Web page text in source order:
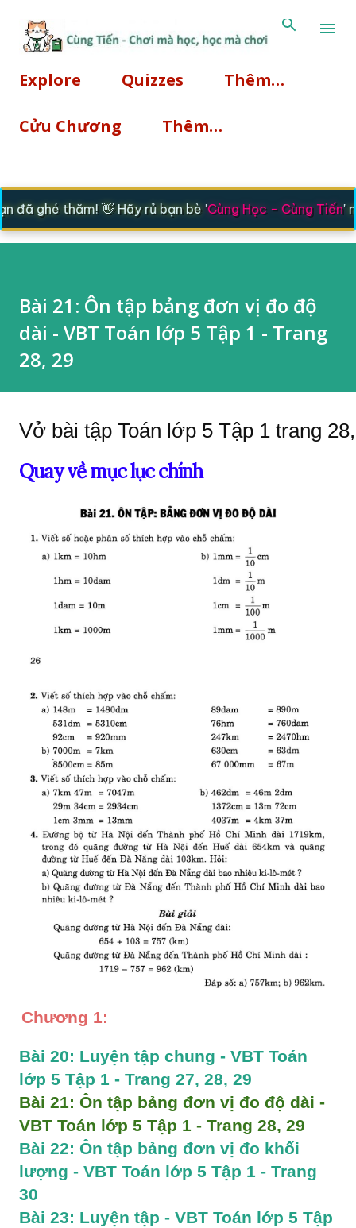
Explore Quizzes Thêm…
Cửu Chương Thêm…
đã ghé thăm! 👋 Hãy rủ bạn bè 'Cùng Học - Cùng Tiến'
Bài 21: Ôn tập bảng đơn vị đo độ
dài - VBT Toán lớp 5 Tập 1 - Trang
28, 29
Vở bài tập Toán lớp 5 Tập 1 trang
Quay về mục lục chính
Chương 1:
Bài 20: Luyện tập chung - VBT Toán
lớp 5 Tập 1 - Trang 27, 28, 29
Bài 21: Ôn tập bảng đơn vị đo độ dài -
VBT Toán lớp 5 Tập 1 - Trang 28, 29
Bài 22: Ôn tập bảng đơn vị đo khối
lượng - VBT Toán lớp 5 Tập 1 - Trang
30
Bài 23: Luyện tập - VBT Toán lớp 5 Tập